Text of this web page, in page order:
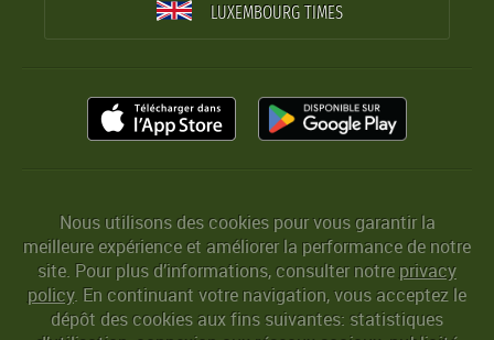
LUXEMBOURG TIMES
Nous utilisons des cookies pour vous garantir la
meilleure expérience et améliorer la performance de notre
site. Pour plus d’informations, consulter notreprivacy
policy. En continuant votre navigation, vous acceptez le
dépôt des cookies aux fins suivantes: statistiques